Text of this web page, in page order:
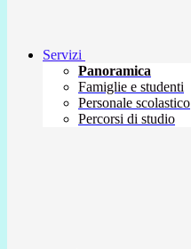
Servizi
Panoramica
Famiglie e studenti
Personale scolastico
Percorsi di studio